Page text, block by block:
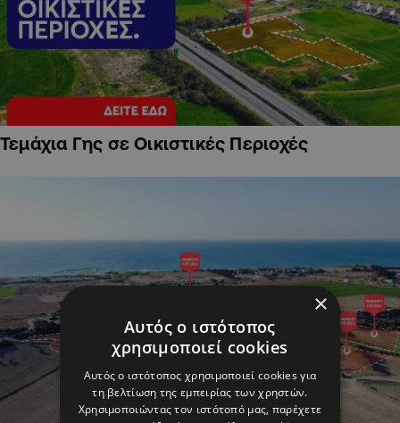
Τεμάχια Γης σε Οικιστικές Περιοχές
×
Αυτός ο ιστότοπος
χρησιμοποιεί cookies
Αυτός ο ιστότοπος χρησιμοποιεί cookies για
τη βελτίωση της εμπειρίας των χρηστών.
Χρησιμοποιώντας τον ιστότοπό μας, παρέχετε